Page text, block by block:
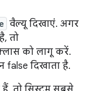
वैल्यू दिखाएं. अगर
तो
को लागू करें.
दिखाता है.